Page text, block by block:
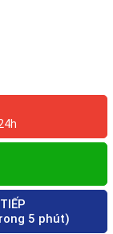
5 phút)